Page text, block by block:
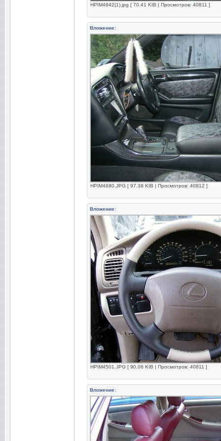
HPIM4842(1).jpg [ 70.41 KIB | Просмотров: 40811 ]
Вложение:
HPIM4680.JPG [ 97.38 KIB | Просмотров: 40812 ]
Вложение:
HPIM4501.JPG [ 90.06 KIB | Просмотров: 40811 ]
Вложение: